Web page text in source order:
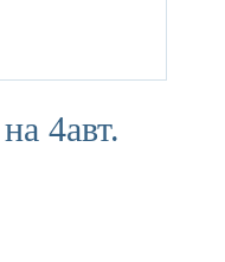
4авт.